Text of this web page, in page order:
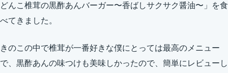
どんこ椎茸の黒酢あんバーガー〜香ばしサクサク醤油〜」を食
べてきました。
きのこの中で椎茸が一番好きな僕にとっては最高のメニュー
で、黒酢あんの味つけも美味しかったので、簡単にレビューし